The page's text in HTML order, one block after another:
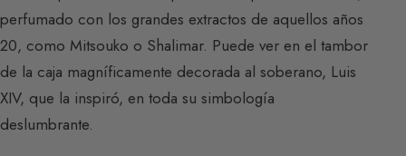
perfumado con los grandes extractos de aquellos años
20, como Mitsouko o Shalimar. Puede ver en el tambor
de la caja magníficamente decorada al soberano, Luis
XIV, que la inspiró, en toda su simbología
deslumbrante.